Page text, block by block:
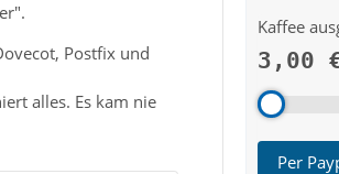
Postfix und
alles. Es kam nie
Kaffee
3,00
Per